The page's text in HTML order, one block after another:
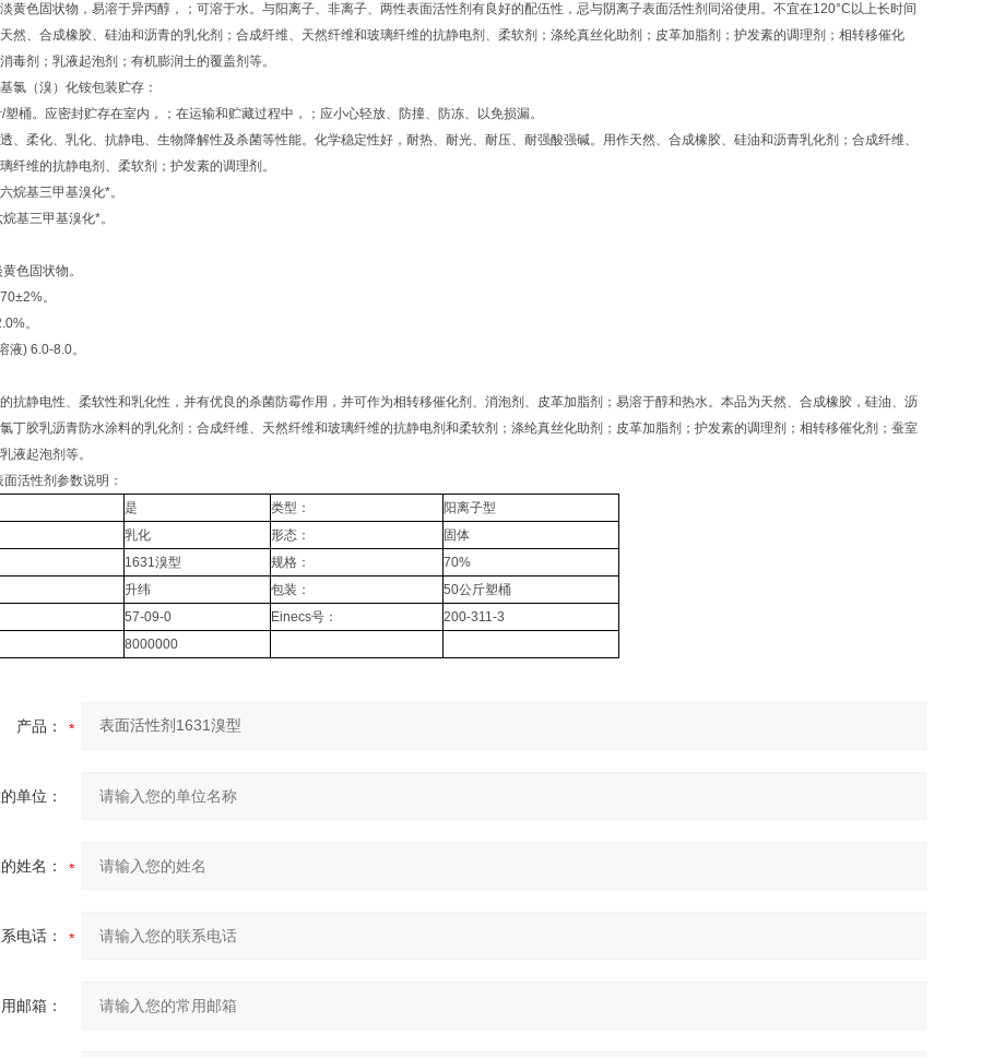
黄色固状物，易溶于异丙醇，；可溶于水。与阳离子、非离子、两性表面活性剂有良好的配伍性，忌与阴离子表面活性剂同浴使用。不宜在120°C以上长时间
然、合成橡胶、硅油和沥青的乳化剂；合成纤维、天然纤维和玻璃纤维的抗静电剂、柔软剂；涤纶真丝化助剂；皮革加脂剂；护发素的调理剂；相转移催化
消毒剂；乳液起泡剂；有机膨润土的覆盖剂等。
基氯（溴）化铵包装贮存：
塑桶。应密封贮存在室内，；在运输和贮藏过程中，；应小心轻放、防撞、防冻、以免损漏。
、柔化、乳化、抗静电、生物降解性及杀菌等性能。化学稳定性好，耐热、耐光、耐压、耐强酸强碱。用作天然、合成橡胶、硅油和沥青乳化剂；合成纤维、
纤维的抗静电剂、柔软剂；护发素的调理剂。
烷基三甲基溴化*。
基三甲基溴化*。
色固状物。
。
。
液) 6.0-8.0。
抗静电性、柔软性和乳化性，并有优良的杀菌防霉作用，并可作为相转移催化剂、消泡剂、皮革加脂剂；易溶于醇和热水。本品为天然、合成橡胶，硅油、沥
丁胶乳沥青防水涂料的乳化剂；合成纤维、天然纤维和玻璃纤维的抗静电剂和柔软剂；涤纶真丝化助剂；皮革加脂剂；护发素的调理剂；相转移催化剂；蚕室
液起泡剂等。
活性剂参数说明：
是 类型：
阳离子型
乳化 形态：
固体
1631溴型 规格：
70%
升纬 包装：
50公斤塑桶
57-09-0 Einecs号：
200-311-3
8000000
产品：
单位：
姓名：
电话：
邮箱：